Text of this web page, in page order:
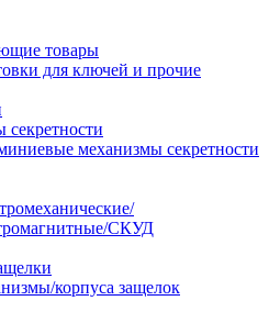
товары
для ключей и прочие
механизмы секретности
СКУД
корпуса защелок